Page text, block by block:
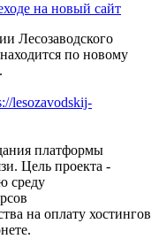
на новый сайт
Лесозаводского
по новому
lesozavodskij-
платформы
Цель проекта -
среду
на оплату хостингов